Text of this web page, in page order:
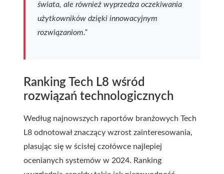
świata, ale również wyprzedza oczekiwania
użytkowników dzięki innowacyjnym
rozwiązaniom.”
Ranking Tech L8 wśród
rozwiązań technologicznych
Według najnowszych raportów branżowych Tech
L8 odnotował znaczący wzrost zainteresowania,
plasując się w ścisłej czołówce najlepiej
ocenianych systemów w 2024. Ranking